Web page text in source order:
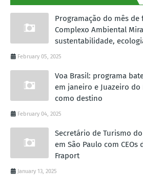
Programação do mês de
Complexo Ambiental
sustentabilidade,
February 05, 2025
Voa Brasil: programa
em janeiro e Juazeiro do
como destino
February 04, 2025
Secretário de Turismo
em São Paulo com CEOs
Fraport
January 13, 2025